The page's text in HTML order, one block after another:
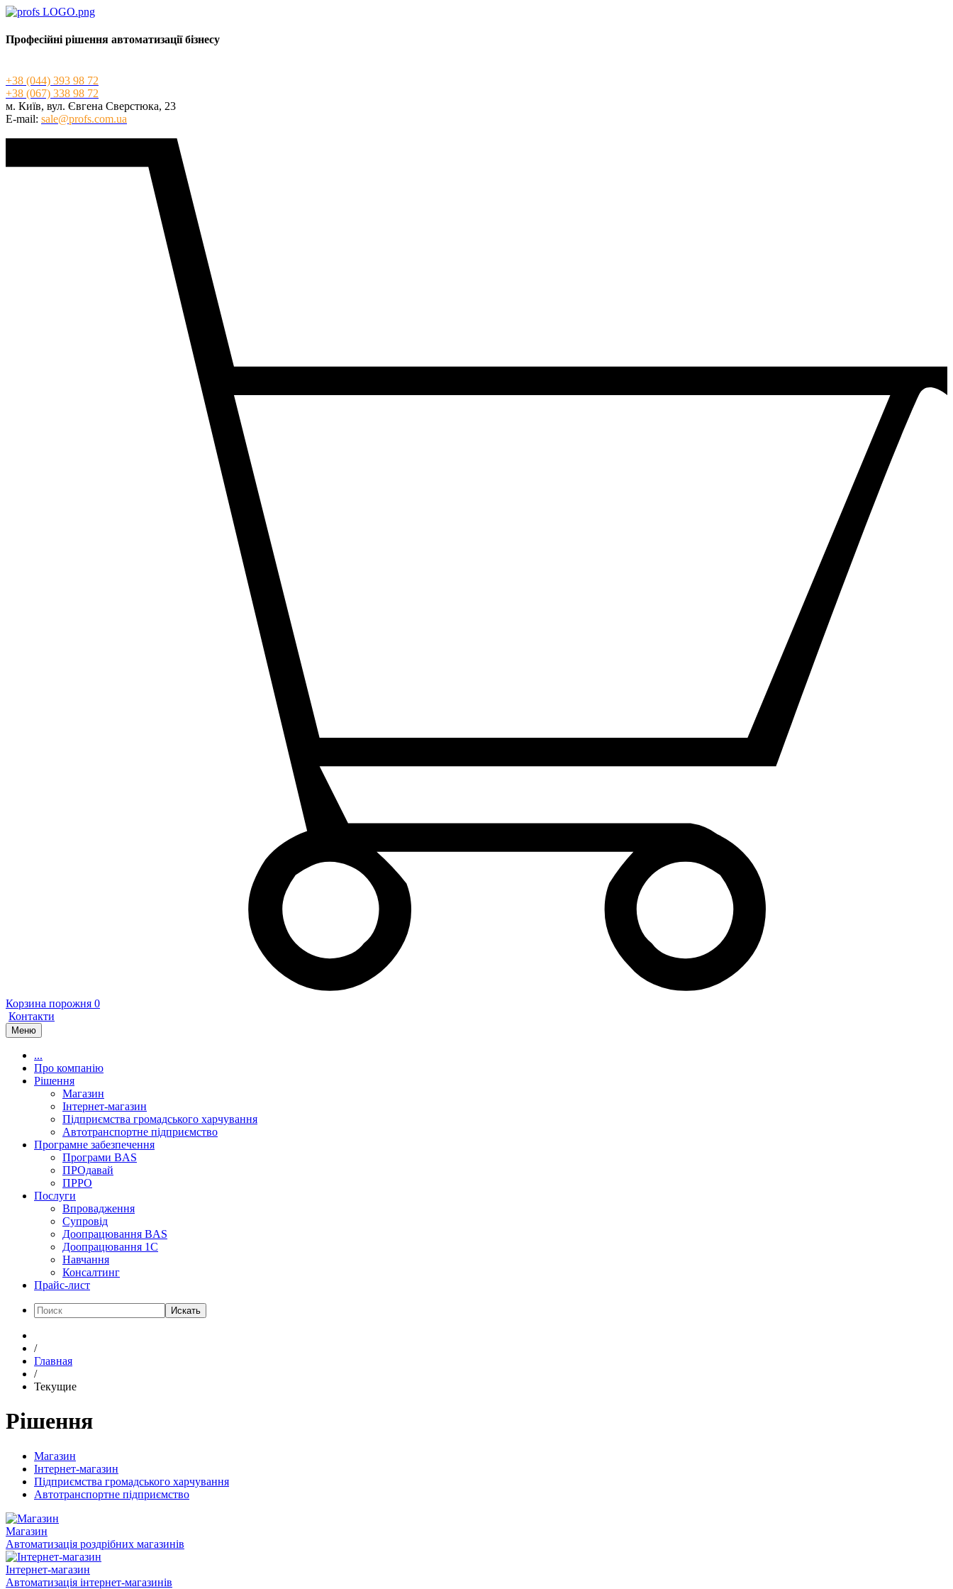
Професійні рішення автоматизації бізнесу
+38 (044) 393 98 72
+38 (067) 338 98 72
м. Київ, вул. Євгена Сверстюка, 23
E-mail: sale@profs.com.ua
Корзина порожня 0
Контакти
Меню
...
Про компанію
Рішення
Магазин
Інтернет-магазин
Підприємства громадського харчування
Автотранспортне підприємство
Програмне забезпечення
Програми BAS
ПРОдавай
ПРРО
Послуги
Впровадження
Супровід
Доопрацювання BAS
Доопрацювання 1C
Навчання
Консалтинг
Прайс-лист
Искать
/
Главная
/
Текущие
Рішення
Магазин
Інтернет-магазин
Підприємства громадського харчування
Автотранспортне підприємство
Магазин
Автоматизація роздрібних магазинів
Інтернет-магазин
Автоматизація інтернет-магазинів